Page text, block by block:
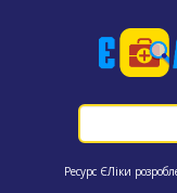
Ресурс ЄЛіки